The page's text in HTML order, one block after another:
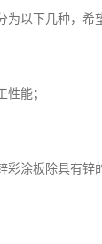
以下几种，希
能；
涂板除具有